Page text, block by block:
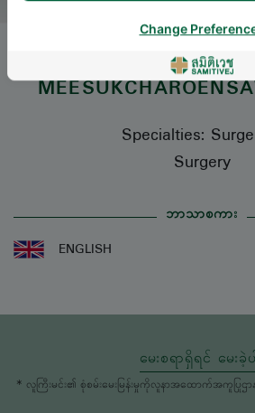
Specialties:
Surgery
ဘာသာစကား
ENGLISH
မေးစရာရှိရင် မေးခဲ့ပ
* လူကြီးမင်း၏ စုံစမ်းမေးမြန်းမှုကိုလူနာအထောက်အကူပြုဌာန
Change